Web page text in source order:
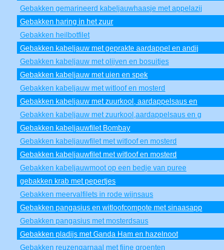
Gebakken gemarineerd kabeljauwhaasje met appelazij
Gebakken haring in het zuur
Gebakken heilbotfilet
Gebakken kabeljauw met geprakte aardappel en andij
Gebakken kabeljauw met olijven en bosuitjes
Gebakken kabeljauw met uien en spek
Gebakken kabeljauw met witloof en mosterd
Gebakken kabeljauw met zuurkool, aardappelsaus en
Gebakken kabeljauw met zuurkool,aardappelsaus en g
Gebakken kabeljauwfilet Bombay
Gebakken kabeljauwfilet met witloof en mosterd
Gebakken kabeljauwfilet met witloof en mosterd
Gebakken kabeljauwmoot op een bedje van puree
gebakken krab met pepertjes
Gebakken meervalfilets in rode wijnsaus
Gebakken pangasius en witloofcompote met sinaasapp
Gebakken pangasius met mosterdsaus
Gebakken pladijs met Ganda Ham en hazelnoot
Gebakken reuzengarnaal met fijne groenten